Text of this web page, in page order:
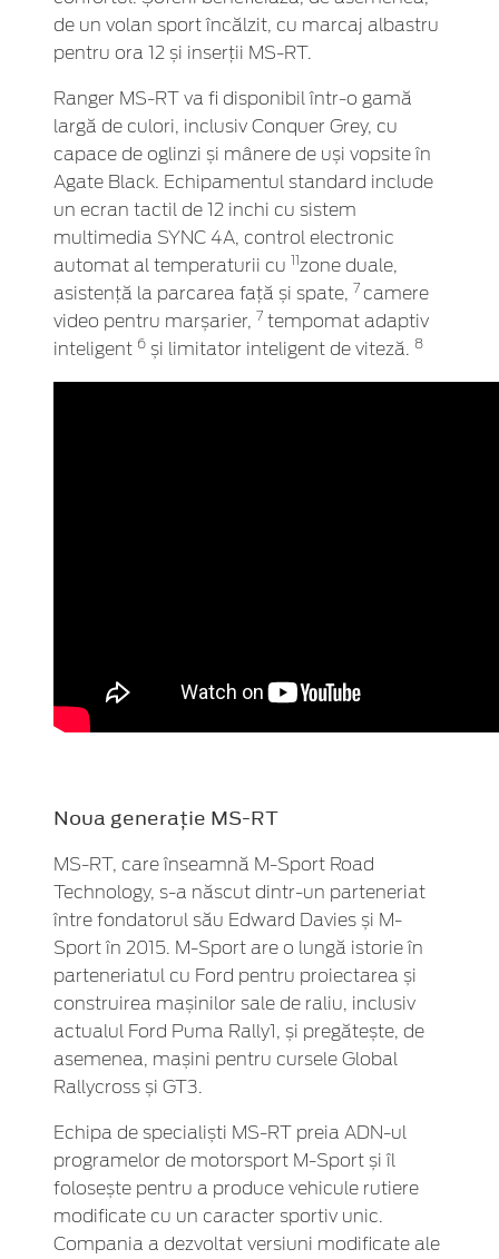
de un volan sport încălzit, cu marcaj albastru
pentru ora 12 și inserții MS-RT.
Ranger MS-RT va fi disponibil într-o gamă
largă de culori, inclusiv Conquer Grey, cu
capace de oglinzi și mânere de uși vopsite în
Agate Black. Echipamentul standard include
un ecran tactil de 12 inchi cu sistem
multimedia SYNC 4A, control electronic
automat al temperaturii cu
zone duale,
asistență la parcarea față și spate, 7 camere
video pentru marșarier, 7 tempomat adaptiv
inteligent 6 și limitator inteligent de viteză. 8
Noua generație MS-RT
MS-RT, care înseamnă M-Sport Road
Technology, s-a născut dintr-un parteneriat
între fondatorul său Edward Davies și M-
Sport în 2015. M-Sport are o lungă istorie în
parteneriatul cu Ford pentru proiectarea și
construirea mașinilor sale de raliu, inclusiv
actualul Ford Puma Rally1, și pregătește, de
asemenea, mașini pentru cursele Global
Rallycross și GT3.
Echipa de specialiști MS-RT preia ADN-ul
programelor de motorsport M-Sport și îl
folosește pentru a produce vehicule rutiere
modificate cu un caracter sportiv unic.
Compania a dezvoltat versiuni modificate ale